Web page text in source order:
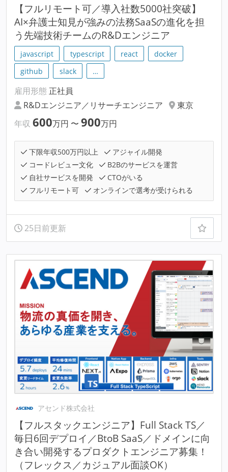
【フルリモート可／導入社数5000社突破】
AI×弁護士知見が強みの法務SaaSの進化を担
う先端技術チームのR&Dエンジニア
javascript typescript react
docker
github
slack …
雇用形態 正社員
R&Dエンジニア／リサーチエンジニア
東京
年収 600万円 〜 900万円
下限年収500万円以上
アジャイル開発
コードレビュー文化
B2Bのサービスを運営
自社サービスを開発
CTOがいる
フルリモート可
オンラインで選考が受けられる
25日前更新
アセンド株式会社
【フルスタックエンジニア】Full Stack TS／
毎日6回デプロイ／BtoB SaaS／ドメインに向
き合い開発するプロダクトエンジニア募集！
（フレックス／カジュアル面談OK）